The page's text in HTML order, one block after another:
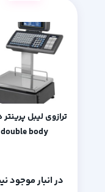
ترازوی لیبل پرینتر
double body
در انبار موجود